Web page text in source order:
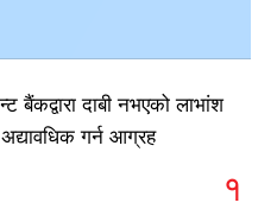
बैंकद्वारा दाबी नभएको लाभांश
गर्न आग्रह
१